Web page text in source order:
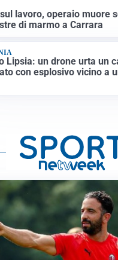
lavoro, operaio muore
di marmo a Carrara
Lipsia: un drone urta un
con esplosivo vicino a